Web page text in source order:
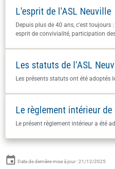
L'esprit de l'ASL Neuville
Depuis plus de 40 ans, c'est toujours
esprit de convivialité, participation
Les statuts de l'ASL
Les présents statuts ont été adoptés
Le règlement intérieur
Le présent règlement intérieur a été
Date de dernière mise à jour : 21/12/2025